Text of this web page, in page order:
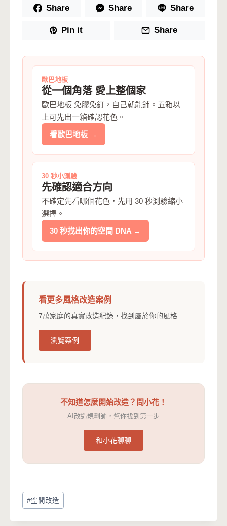
Share Share Share
Pin it Share
歐巴地板
從一個角落 愛上整個家
歐巴地板 免膠免釘，自己就能鋪。五箱以
上可先出一箱確認花色。
看歐巴地板 →
30 秒小測驗
先確認適合方向
不確定先看哪個花色，先用 30 秒測驗縮小
選擇。
30 秒找出你的空間 DNA →
看更多風格改造案例
7萬家庭的真實改造紀錄，找到屬於你的風格
瀏覽案例
不知道怎麼開始改造？問小花！
AI改造規劃師，幫你找到第一步
和小花聊聊
Post
Tags:
#空間改造